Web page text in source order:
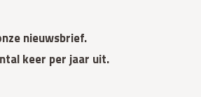
nieuwsbrief.
keer per jaar uit.